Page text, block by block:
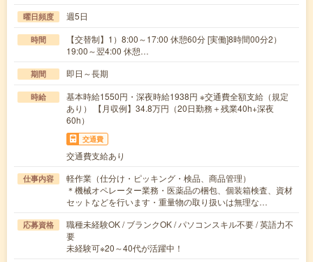
曜日頻度 週5日
時間
【交替制】1）8:00～17:00 休憩60分 [実働]8時間00分2）
19:00～翌4:00 休憩…
期間 即日～長期
時給
基本時給1550円・深夜時給1938円 ※交通費全額支給（規定
あり） 【月収例】34.8万円（20日勤務＋残業40h+深夜
60h）
交通費
交通費支給あり
仕事内容
軽作業（仕分け・ピッキング・検品、商品管理）
＊機械オペレーター業務・医薬品の梱包、個装箱検査、資材
セットなどを行います・重量物の取り扱いは無理な…
応募資格
職種未経験OK / ブランクOK / パソコンスキル不要 / 英語力不
要
未経験可※20～40代が活躍中！